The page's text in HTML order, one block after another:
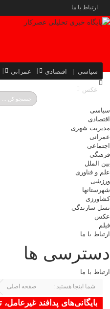
ارتباط با ما
سیاسی اقتصادی عمرانی
عکس
سیاسی
اقتصادی
مدیریت شهری
عمرانی
اجتماعی
فرهنگی
بین الملل
علم و فناوری
ورزشی
شهرستانها
کشاورزی
نسل سازندگی
عکس
فیلم
ارتباط با ما
دسترسی ها
ارتباط با ما
شما اینجا هستید : صفحه اصلی
برچسب زده شده با : پدافند غیرعامل،
بایگانی‌های پدافند